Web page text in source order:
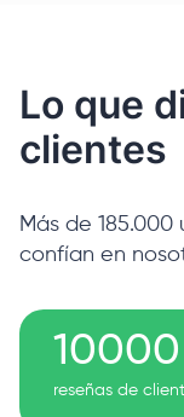
Lo que
clientes
Más de
confían en
10000
reseñas de